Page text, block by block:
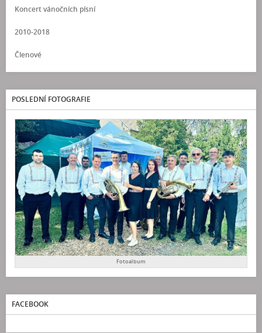
Koncert vánočních písní
2010-2018
Členové
POSLEDNÍ FOTOGRAFIE
Fotoalbum
FACEBOOK